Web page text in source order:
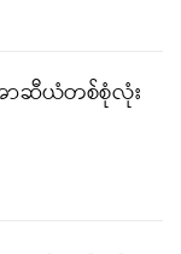
ာဆီယံတစ်စုံလုံး